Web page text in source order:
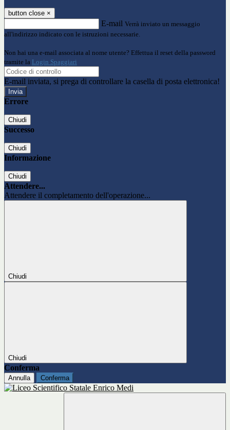
button close ×
E-mail Verrà inviato un messaggio
all'indirizzo indicato con le istruzioni necessarie.
Non hai una e-mail associata al nome utente? Effettua il reset della password
tramite la Login Spaggiari
E-mail inviata, si prega di controllare la casella di posta elettronica!
Errore
Chiudi
Successo
Chiudi
Informazione
Chiudi
Attendere...
Attendere il completamento dell'operazione...
Chiudi
Chiudi
Conferma
Annulla Conferma